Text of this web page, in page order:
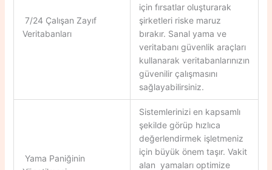
7/24 Çalışan Zayıf
Veritabanları
için fırsatlar oluşturarak
şirketleri riske maruz
bırakır. Sanal yama ve
veritabanı güvenlik araçları
kullanarak veritabanlarınızın
güvenilir çalışmasını
sağlayabilirsiniz.
Yama Paniğinin
Sistemlerinizi en kapsamlı
şekilde görüp hızlıca
değerlendirmek işletmeniz
için büyük önem taşır. Vakit
alan yamaları optimize